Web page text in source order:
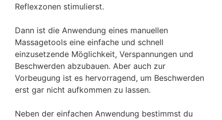
Reflexzonen stimulierst.
Dann ist die Anwendung eines manuellen
Massagetools eine einfache und schnell
einzusetzende Möglichkeit, Verspannungen und
Beschwerden abzubauen. Aber auch zur
Vorbeugung ist es hervorragend, um Beschwerden
erst gar nicht aufkommen zu lassen.
Neben der einfachen Anwendung bestimmst du